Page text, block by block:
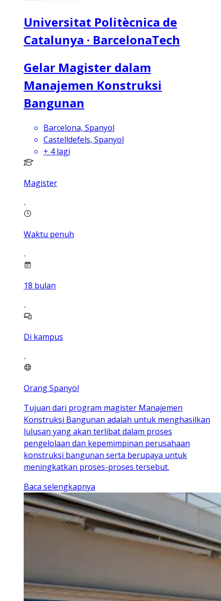
Universitat Politècnica de
Catalunya · BarcelonaTech
Gelar Magister dalam
Manajemen Konstruksi
Bangunan
Barcelona, Spanyol
Castelldefels, Spanyol
+ 4 lagi
Magister
Waktu penuh
18 bulan
Di kampus
Orang Spanyol
Tujuan dari program magister Manajemen
Konstruksi Bangunan adalah untuk menghasilkan
lulusan yang akan terlibat dalam proses
pengelolaan dan kepemimpinan perusahaan
konstruksi bangunan serta berupaya untuk
meningkatkan proses-proses tersebut.
Baca selengkapnya